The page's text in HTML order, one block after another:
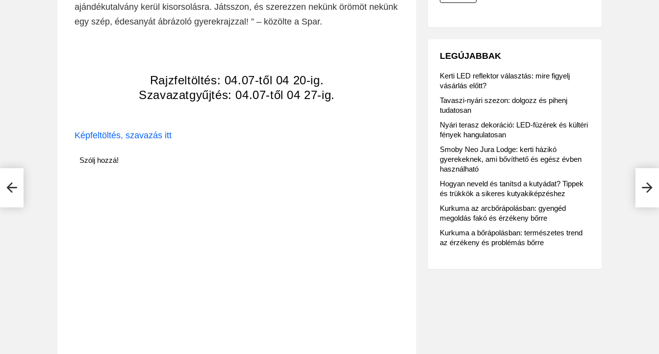
ajándékutalvány kerül kisorsolásra. Játsszon, és szerezzen nekünk örömöt nekünk
egy szép, édesanyát ábrázoló gyerekrajzzal! ” – közölte a Spar.
Rajzfeltöltés: 04.07-től 04 20-ig.
Szavazatgyűjtés: 04.07-től 04 27-ig.
Képfeltöltés, szavazás itt
Szólj hozzá!
LEGÚJABBAK
Kerti LED reflektor választás: mire figyelj
vásárlás előtt?
Tavaszi-nyári szezon: dolgozz és pihenj
tudatosan
Nyári terasz dekoráció: LED-füzérek és kültéri
fények hangulatosan
Smoby Neo Jura Lodge: kerti házikó
gyerekeknek, ami bővíthető és egész évben
használható
Hogyan neveld és tanítsd a kutyádat? Tippek
és trükkök a sikeres kutyakiképzéshez
Kurkuma az arcbőrápolásban: gyengéd
megoldás fakó és érzékeny bőrre
Kurkuma a bőrápolásban: természetes trend
az érzékeny és problémás bőrre